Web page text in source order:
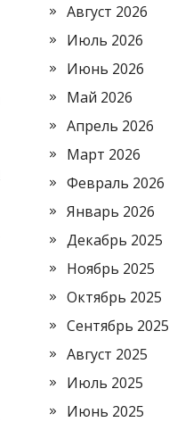
Август 2026
Июль 2026
Июнь 2026
Май 2026
Апрель 2026
Март 2026
Февраль 2026
Январь 2026
Декабрь 2025
Ноябрь 2025
Октябрь 2025
Сентябрь 2025
Август 2025
Июль 2025
Июнь 2025